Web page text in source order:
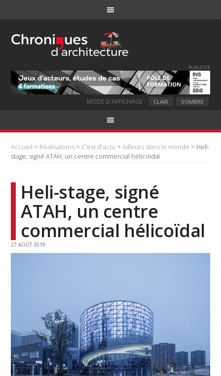
PUBLICITE
MODE D'AFFICHAGE : CLAIR SOMBRE
Accueil > Réalisations > C'est d'actu >Ailleurs dans le monde > Heli-
stage, signé ATAH, un centre commercial hélicoïdal
Heli-stage, signé
ATAH, un centre
commercial hélicoïdal
27 AOÛT 2019